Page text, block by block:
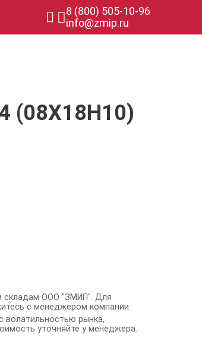
8 (800) 505-10-96
info@zmip.ru
(08Х18Н10)
складам ООО "ЗМИП". Для
с менеджером компании.
волатильностью рынка,
уточняйте у менеджера.